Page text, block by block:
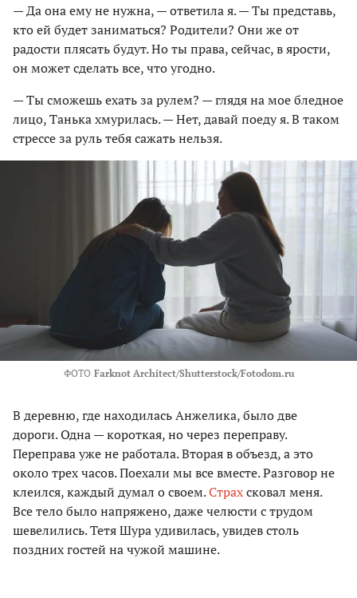
— Да она ему не нужна, — ответила я. — Ты представь,
кто ей будет заниматься? Родители? Они же от
радости плясать будут. Но ты права, сейчас, в ярости,
он может сделать все, что угодно.
— Ты сможешь ехать за рулем? — глядя на мое бледное
лицо, Танька хмурилась. — Нет, давай поеду я. В таком
стрессе за руль тебя сажать нельзя.
ФОТО Farknot Architect/Shutterstock/Fotodom.ru
В деревню, где находилась Анжелика, было две
дороги. Одна — короткая, но через переправу.
Переправа уже не работала. Вторая в объезд, а это
около трех часов. Поехали мы все вместе. Разговор не
клеился, каждый думал о своем.Страхсковал меня.
Все тело было напряжено, даже челюсти с трудом
шевелились. Тетя Шура удивилась, увидев столь
поздних гостей на чужой машине.